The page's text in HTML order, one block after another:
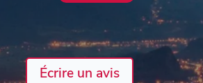
Écrire un avis